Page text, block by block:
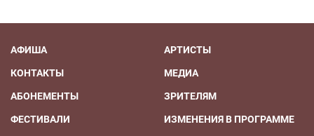
АФИША
КОНТАКТЫ
АБОНЕМЕНТЫ
ФЕСТИВАЛИ
АРТИСТЫ
МЕДИА
ЗРИТЕЛЯМ
ИЗМЕНЕНИЯ В ПРОГРАММЕ